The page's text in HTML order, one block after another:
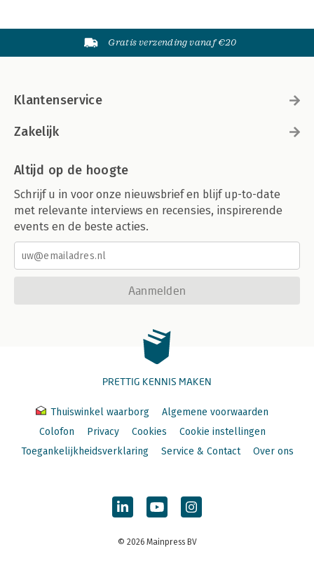
Gratis verzending vanaf €20
Klantenservice
Zakelijk
Altijd op de hoogte
Schrijf u in voor onze nieuwsbrief en blijf up-to-date
met relevante interviews en recensies, inspirerende
events en de beste acties.
Aanmelden
PRETTIG KENNIS MAKEN
Thuiswinkel waarborg
Algemene voorwaarden
Colofon
Privacy Cookies
Cookie instellingen
Toegankelijkheidsverklaring
Service & Contact Over ons
© 2026 Mainpress BV